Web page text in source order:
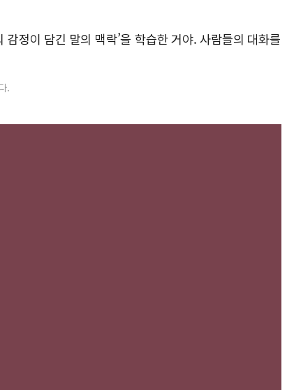
정이 담긴 말의 맥락’을 학습한 거야. 사람들의 대화를
.